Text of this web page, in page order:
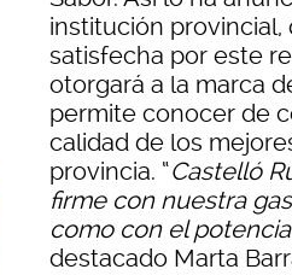
institución
satisfecha por este
otorgará a la marca
permite conocer de
calidad de los
provincia. “Castelló
firme con nuestra
como con el
destacado Marta